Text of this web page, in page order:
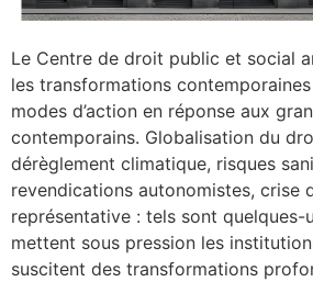
Le Centre de droit public et social
les transformations
modes d’action en réponse aux
contemporains. Globalisation du
dérèglement climatique, risques
revendications autonomistes, crise
représentative : tels sont quelques-
mettent sous pression les
suscitent des transformations